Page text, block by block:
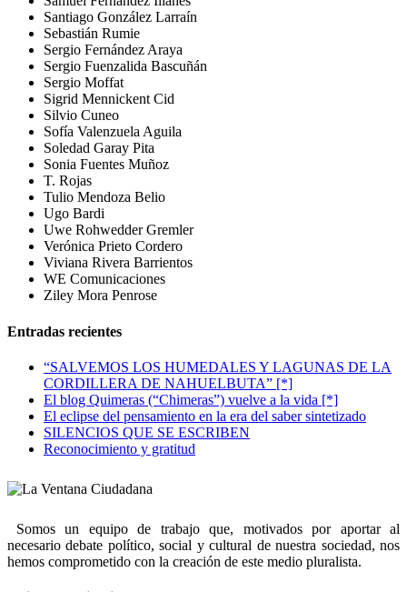
Santiago González Larraín
Sebastián Rumie
Sergio Fernández Araya
Sergio Fuenzalida Bascuñán
Sergio Moffat
Sigrid Mennickent Cid
Silvio Cuneo
Sofía Valenzuela Aguila
Soledad Garay Pita
Sonia Fuentes Muñoz
T. Rojas
Tulio Mendoza Belio
Ugo Bardi
Uwe Rohwedder Gremler
Verónica Prieto Cordero
Viviana Rivera Barrientos
WE Comunicaciones
Ziley Mora Penrose
Entradas recientes
“SALVEMOS LOS HUMEDALES Y LAGUNAS DE LA
CORDILLERA DE NAHUELBUTA” [*]
El blog Quimeras (“Chimeras”) vuelve a la vida [*]
El eclipse del pensamiento en la era del saber sintetizado
SILENCIOS QUE SE ESCRIBEN
Reconocimiento y gratitud
Somos un equipo de trabajo que, motivados por aportar al
necesario debate político, social y cultural de nuestra sociedad, nos
hemos comprometido con la creación de este medio pluralista.